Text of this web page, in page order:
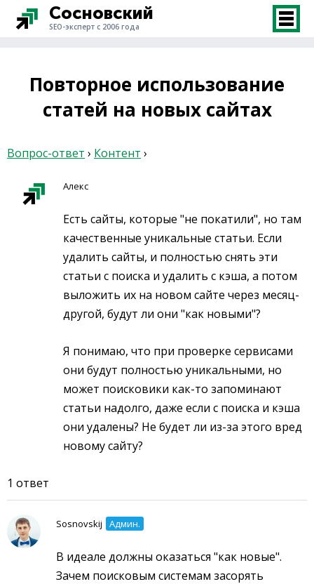
Сосновский
SEO-эксперт с 2006 года
Повторное использование
статей на новых сайтах
Вопрос-ответ › Контент ›
Алекс
Есть сайты, которые "не покатили", но там
качественные уникальные статьи. Если
удалить сайты, и полностью снять эти
статьи с поиска и удалить с кэша, а потом
выложить их на новом сайте через месяц-
другой, будут ли они "как новыми"?
Я понимаю, что при проверке сервисами
они будут полностью уникальными, но
может поисковики как-то запоминают
статьи надолго, даже если с поиска и кэша
они удалены? Не будет ли из-за этого вред
новому сайту?
1 ответ
Sosnovskij Админ.
В идеале должны оказаться "как новые".
Зачем поисковым системам засорять